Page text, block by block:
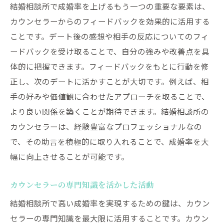
結婚相談所で成婚率を上げるもう一つの重要な要素は、
カウンセラーからのフィードバックを効果的に活用する
ことです。デート後の感想や相手の反応についてのフィ
ードバックを受け取ることで、自分の強みや改善点を具
体的に把握できます。フィードバックをもとに行動を修
正し、次のデートに活かすことが大切です。例えば、相
手の好みや価値観に合わせたアプローチを取ることで、
より良い関係を築くことが期待できます。結婚相談所の
カウンセラーは、経験豊富なプロフェッショナルなの
で、その助言を積極的に取り入れることで、成婚率を大
幅に向上させることが可能です。
カウンセラーの専門知識を活かした活動
結婚相談所で高い成婚率を実現するための鍵は、カウン
セラーの専門知識を最大限に活用することです。カウン